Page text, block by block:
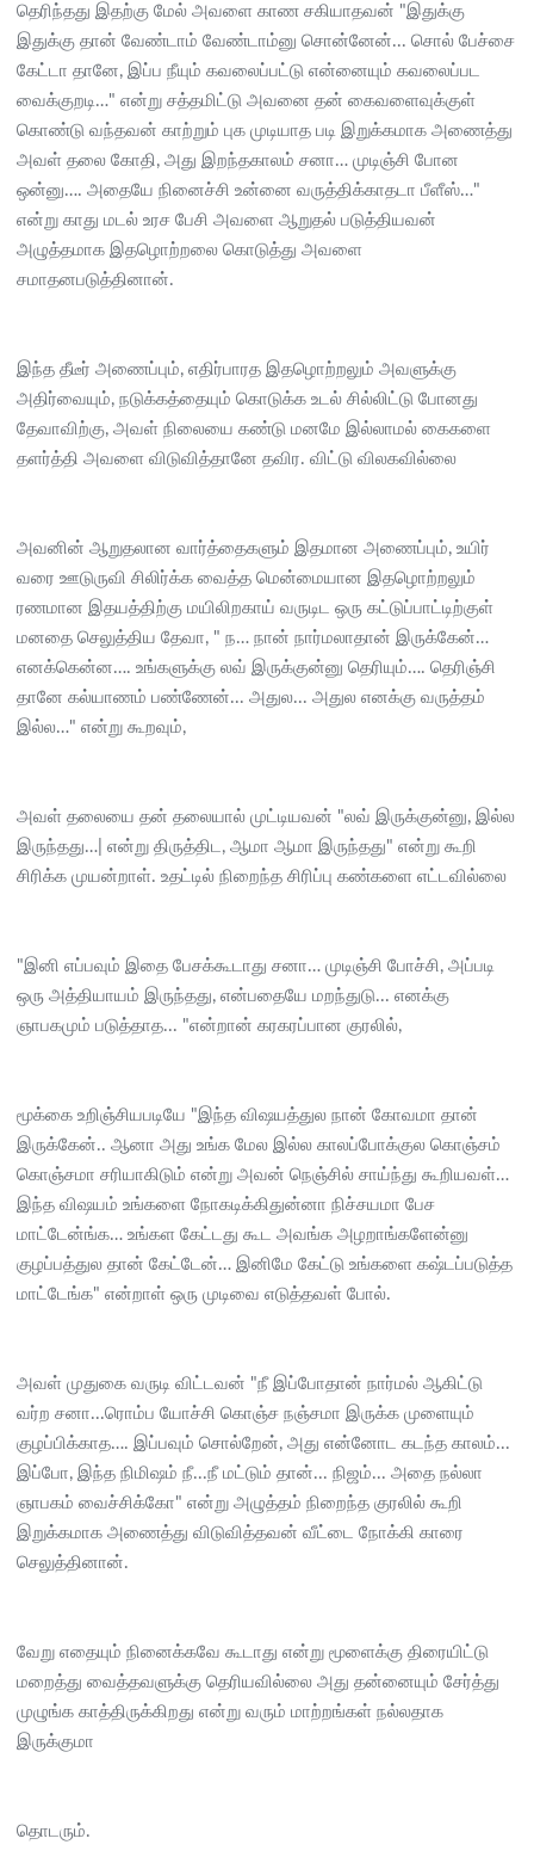
தெரிந்தது இதற்கு மேல் அவளை காண சகியாதவன் "இதுக்கு
இதுக்கு தான் வேண்டாம் வேண்டாம்னு சொன்னேன்... சொல் பேச்சை
கேட்டா தானே, இப்ப நீயும் கவலைப்பட்டு என்னையும் கவலைப்பட
வைக்குறடி…" என்று சத்தமிட்டு அவனை தன் கைவளைவுக்குள்
கொண்டு வந்தவன் காற்றும் புக முடியாத படி இறுக்கமாக அணைத்து
அவள் தலை கோதி, அது இறந்தகாலம் சனா… முடிஞ்சி போன
ஒன்னு…. அதையே நினைச்சி உன்னை வருத்திக்காதடா பீளீஸ்…"
என்று காது மடல் உரச பேசி அவளை ஆறுதல் படுத்தியவன்
அழுத்தமாக இதழொற்றலை கொடுத்து அவளை
சமாதனபடுத்தினான்.
இந்த தீடீர் அணைப்பும், எதிர்பாரத இதழொற்றலும் அவளுக்கு
அதிர்வையும், நடுக்கத்தையும் கொடுக்க உடல் சில்லிட்டு போனது
தேவாவிற்கு, அவள் நிலையை கண்டு மனமே இல்லாமல் கைகளை
தளர்த்தி அவளை விடுவித்தானே தவிர. விட்டு விலகவில்லை
அவனின் ஆறுதலான வார்த்தைகளும் இதமான அணைப்பும், உயிர்
வரை ஊடுருவி சிலிர்க்க வைத்த மென்மையான இதழொற்றலும்
ரணமான இதயத்திற்கு மயிலிறகாய் வருடிட ஒரு கட்டுப்பாட்டிற்குள்
மனதை செலுத்திய தேவா, " ந… நான் நார்மலாதான் இருக்கேன்…
எனக்கென்ன…. உங்களுக்கு லவ் இருக்குன்னு தெரியும்…. தெரிஞ்சி
தானே கல்யாணம் பண்ணேன்... அதுல... அதுல எனக்கு வருத்தம்
இல்ல…" என்று கூறவும்,
அவள் தலையை தன் தலையால் முட்டியவன் "லவ் இருக்குன்னு, இல்ல
இருந்தது…| என்று திருத்திட, ஆமா ஆமா இருந்தது" என்று கூறி
சிரிக்க முயன்றாள். உதட்டில் நிறைந்த சிரிப்பு கண்களை எட்டவில்லை
"இனி எப்பவும் இதை பேசக்கூடாது சனா… முடிஞ்சி போச்சி, அப்படி
ஒரு அத்தியாயம் இருந்தது, என்பதையே மறந்துடு... எனக்கு
ஞாபகமும் படுத்தாத... "என்றான் கரகரப்பான குரலில்,
மூக்கை உறிஞ்சியபடியே "இந்த விஷயத்துல நான் கோவமா தான்
இருக்கேன்.. ஆனா அது உங்க மேல இல்ல காலப்போக்குல கொஞ்சம்
கொஞ்சமா சரியாகிடும் என்று அவன் நெஞ்சில் சாய்ந்து கூறியவள்…
இந்த விஷயம் உங்களை நோகடிக்கிதுன்னா நிச்சயமா பேச
மாட்டேன்ங்க… உங்கள கேட்டது கூட அவங்க அழறாங்களேன்னு
குழப்பத்துல தான் கேட்டேன்… இனிமே கேட்டு உங்களை கஷ்டப்படுத்த
மாட்டேங்க" என்றாள் ஒரு முடிவை எடுத்தவள் போல்.
அவள் முதுகை வருடி விட்டவன் "நீ இப்போதான் நார்மல் ஆகிட்டு
வர்ற சனா...ரொம்ப யோச்சி கொஞ்ச நஞ்சமா இருக்க முளையும்
குழப்பிக்காத…. இப்பவும் சொல்றேன், அது என்னோட கடந்த காலம்...
இப்போ, இந்த நிமிஷம் நீ...நீ மட்டும் தான்... நிஜம்... அதை நல்லா
ஞாபகம் வைச்சிக்கோ" என்று அழுத்தம் நிறைந்த குரலில் கூறி
இறுக்கமாக அணைத்து விடுவித்தவன் வீட்டை நோக்கி காரை
செலுத்தினான்.
வேறு எதையும் நினைக்கவே கூடாது என்று மூளைக்கு திரையிட்டு
மறைத்து வைத்தவளுக்கு தெரியவில்லை அது தன்னையும் சேர்த்து
முழுங்க காத்திருக்கிறது என்று வரும் மாற்றங்கள் நல்லதாக
இருக்குமா
தொடரும்.